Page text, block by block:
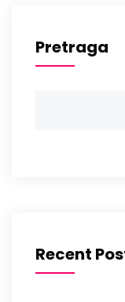
Pretraga
Recent